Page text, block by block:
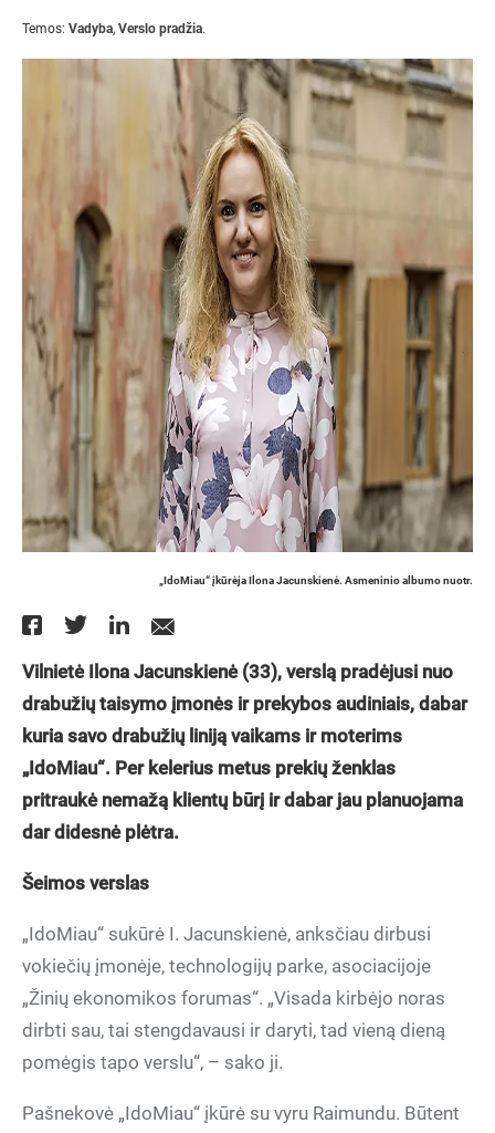
Temos: Vadyba, Verslo pradžia.
„IdoMiau“ įkūrėja Ilona Jacunskienė. Asmeninio albumo nuotr.
Vilnietė Ilona Jacunskienė (33), verslą pradėjusi nuo
drabužių taisymo įmonės ir prekybos audiniais, dabar
kuria savo drabužių liniją vaikams ir moterims
„IdoMiau“. Per kelerius metus prekių ženklas
pritraukė nemažą klientų būrį ir dabar jau planuojama
dar didesnė plėtra.
Šeimos verslas
„IdoMiau“ sukūrė I. Jacunskienė, anksčiau dirbusi
vokiečių įmonėje, technologijų parke, asociacijoje
„Žinių ekonomikos forumas“. „Visada kirbėjo noras
dirbti sau, tai stengdavausi ir daryti, tad vieną dieną
pomėgis tapo verslu“, – sako ji.
Pašnekovė „IdoMiau“ įkūrė su vyru Raimundu. Būtent